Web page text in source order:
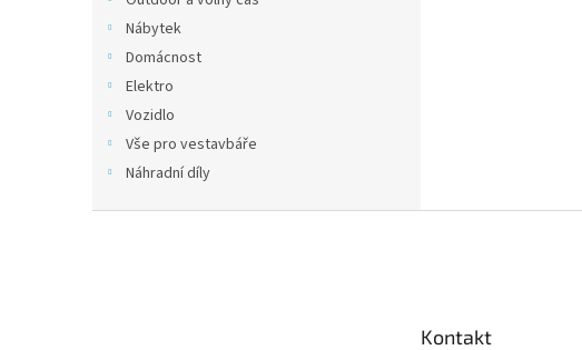
Nábytek
Domácnost
Elektro
Vozidlo
Vše pro vestavbáře
Náhradní díly
Kontakt